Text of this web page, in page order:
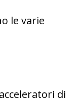
le varie
di